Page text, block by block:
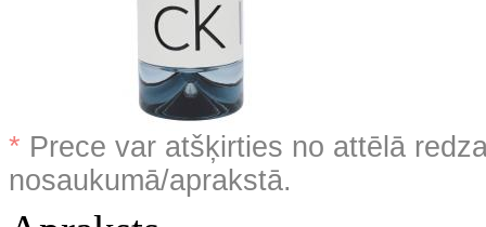
* Prece var atšķirties no attēlā
nosaukumā/aprakstā.